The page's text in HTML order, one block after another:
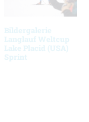
Bildergalerie
Langlauf Weltcup
Lake Placid (USA)
Sprint